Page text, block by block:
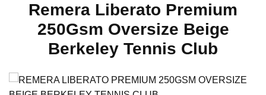
OUTLET
Remera Liberato Premium
250Gsm Oversize Beige
Berkeley Tennis Club